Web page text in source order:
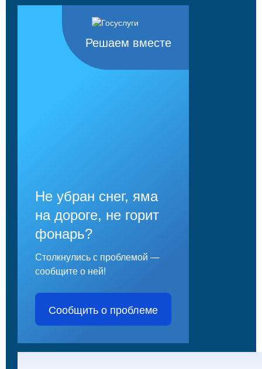
Решаем вместе
Не убран снег, яма
на дороге, не горит
фонарь?
Столкнулись с проблемой —
сообщите о ней!
Сообщить о проблеме